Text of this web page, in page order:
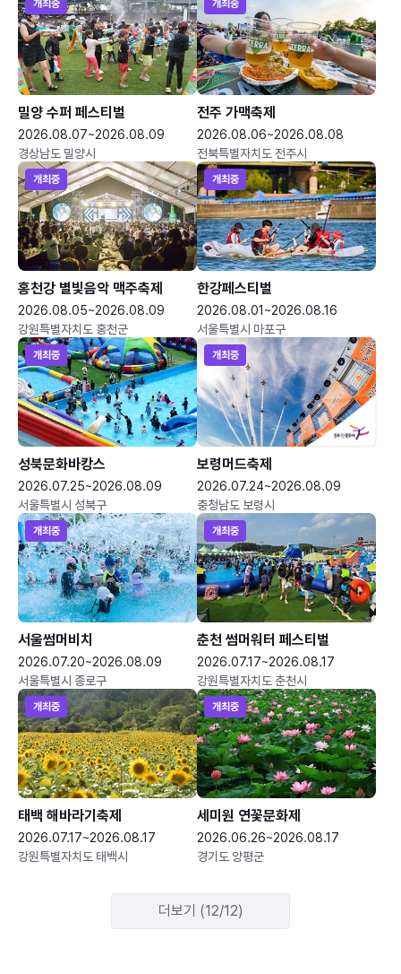
개최중
밀양 수퍼 페스티벌
2026.08.07~2026.08.09
경상남도 밀양시
개최중
전주 가맥축제
2026.08.06~2026.08.08
전북특별자치도 전주시
개최중
홍천강 별빛음악 맥주축제
2026.08.05~2026.08.09
강원특별자치도 홍천군
개최중
한강페스티벌
2026.08.01~2026.08.16
서울특별시 마포구
개최중
성북문화바캉스
2026.07.25~2026.08.09
서울특별시 성북구
개최중
보령머드축제
2026.07.24~2026.08.09
충청남도 보령시
개최중
서울썸머비치
2026.07.20~2026.08.09
서울특별시 종로구
개최중
춘천 썸머워터 페스티벌
2026.07.17~2026.08.17
강원특별자치도 춘천시
개최중
태백 해바라기축제
2026.07.17~2026.08.17
강원특별자치도 태백시
개최중
세미원 연꽃문화제
2026.06.26~2026.08.17
경기도 양평군
더보기 (12/12)